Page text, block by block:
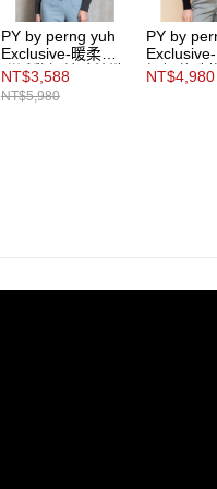
PY by perng yuh
Exclusive-暖柔知
甜活動領羊毛針織
開襟衫
NT$3,588
NT$5,980
PY by
愜緹花珠
NT$4,980